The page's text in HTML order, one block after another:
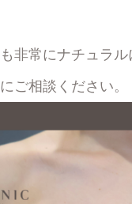
非常にナチュラ
ご相談ください。